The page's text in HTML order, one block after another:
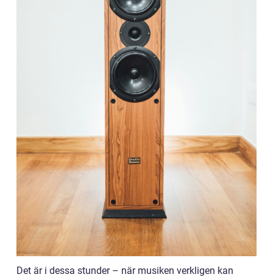
Det är i dessa stunder – när musiken verkligen kan